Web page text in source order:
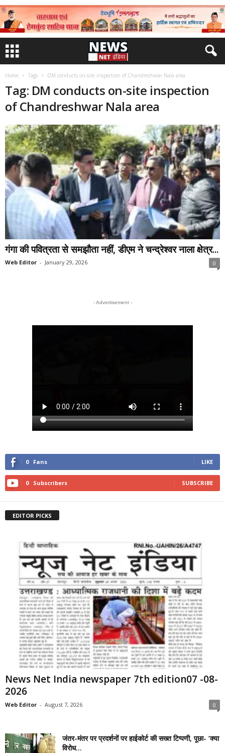
Home Tags DM conducts on-site inspection of Chandreshwar Nala area
Tag: DM conducts on-site inspection
of Chandreshwar Nala area
गंगा की पवित्रता से समझौता नहीं, डीएम ने चन्द्रेश्वर नाला क्षेत्र...
Web Editor - January 29, 2026 0
- Advertisement -
0 Fans LIKE
0 Subscribers SUBSCRIBE
EDITOR PICKS
News Net India newspaper 7th edition07 -08-
2026
Web Editor - August 7, 2026 0
जंतर-मंतर पर प्रदर्शनों पर हाईकोर्ट की सख्त टिप्पणी, पूछा- ‘क्या
विरोध...